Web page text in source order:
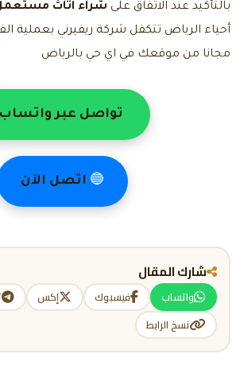
بالتأكيد عند الاتفاق على شراء اثاث
أحياء الرياض تتكفل شركة ريفيرني بعملية
مجانا من موقعك في اي حي بالرياض
تواصل عبر واتساب
🔵 اتصل الآن
شارك المقال
واتساب فيسبوك إكس
نسخ الرابط